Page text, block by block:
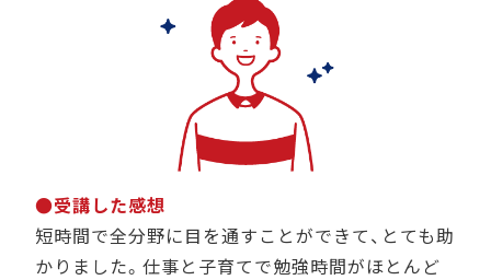
●受講した感想
短時間で全分野に目を通すことができて、とても助
かりました。仕事と子育てで勉強時間がほとんど